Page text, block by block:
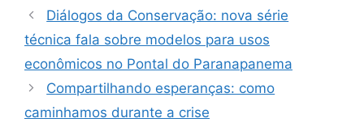
Diálogos da Conservação: nova série
técnica fala sobre modelos para usos
econômicos no Pontal do Paranapanema
Compartilhando esperanças: como
caminhamos durante a crise